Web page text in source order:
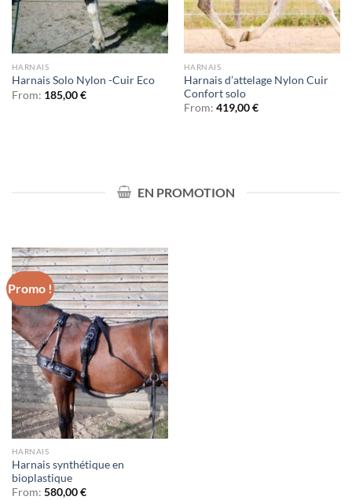
HARNAIS
Harnais Solo Nylon -Cuir Eco
From: 185,00€
HARNAIS
Harnais d’attelage Nylon Cuir
Confort solo
From: 419,00€
EN PROMOTION
Promo !
HARNAIS
Harnais synthétique en
bioplastique
From: 580,00€